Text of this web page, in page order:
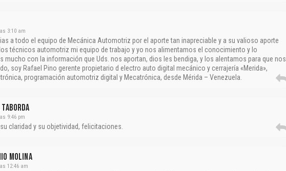
3:10 am
a todo el equipo de Mecánica Automotriz por el aporte tan inapreciable y a su valioso aporte
técnicos automotriz mi equipo de trabajo y yo nos alimentamos el conocimiento y lo
mucho con la información que Uds. nos aportan, dios les bendiga, y los alentamos para que nos
soy Rafael Pino gerente propietario d electro auto digital mecánico y cerrajería «Merida»,
programación automotriz digital y Mecatrónica, desde Mérida – Venezuela.
9:46 pm
claridad y su objetividad, felicitaciones.
MOLINA
12:46 am